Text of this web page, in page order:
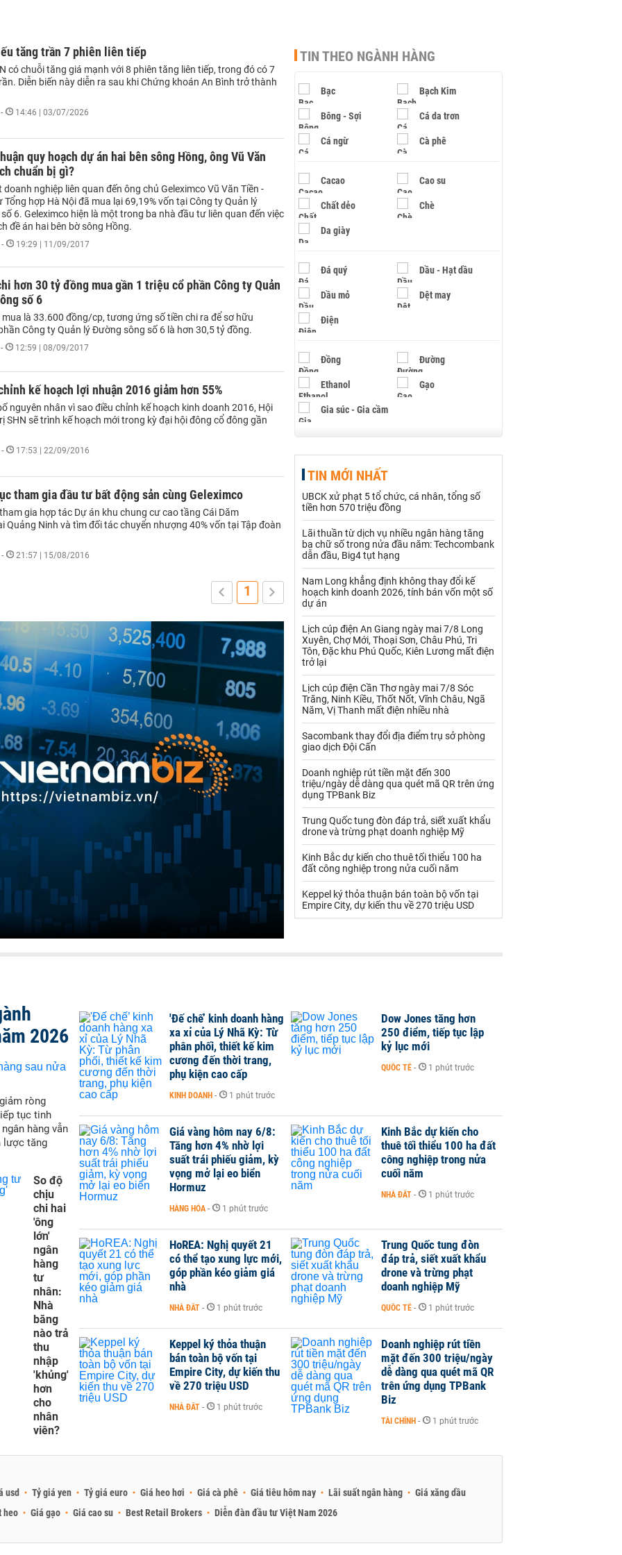
tăng trần 7 phiên liên tiếp
có chuỗi tăng giá mạnh với 8 phiên tăng liên tiếp, trong đó có 7
Diễn biến này diễn ra sau khi Chứng khoán An Bình trở thành
- 14:46 | 03/07/2026
quy hoạch dự án hai bên sông Hồng, ông Vũ Văn
chuẩn bị gì?
doanh nghiệp liên quan đến ông chủ Geleximco Vũ Văn Tiền -
Tổng hợp Hà Nội đã mua lại 69,19% vốn tại Công ty Quản lý
6. Geleximco hiện là một trong ba nhà đầu tư liên quan đến việc
đề án hai bên bờ sông Hồng.
- 19:29 | 11/09/2017
hơn 30 tỷ đồng mua gần 1 triệu cổ phần Công ty Quản
số 6
mua là 33.600 đồng/cp, tương ứng số tiền chi ra để sơ hữu
Công ty Quản lý Đường sông số 6 là hơn 30,5 tỷ đồng.
- 12:59 | 08/09/2017
kế hoạch lợi nhuận 2016 giảm hơn 55%
nguyên nhân vì sao điều chỉnh kế hoạch kinh doanh 2016, Hội
SHN sẽ trình kế hoạch mới trong kỳ đại hội đông cổ đông gần
- 17:53 | 22/09/2016
tham gia đầu tư bất động sản cùng Geleximco
gia hợp tác Dự án khu chung cư cao tầng Cái Dăm
Quảng Ninh và tìm đối tác chuyển nhượng 40% vốn tại Tập đoàn
- 21:57 | 15/08/2016
1
TIN THEO NGÀNH HÀNG
Bạc Bạch Kim
Bông - Sợi Cá da trơn
Cá ngừ Cà phê
Cacao Cao su
Chất dẻo Chè
Da giày
Đá quý Dầu - Hạt dầu
Dầu mỏ Dệt may
Điện
Đồng Đường
Ethanol Gạo
Gia súc - Gia cầm
Hạt điều
Khí đốt
Kim loại khác Mắc ca
Muối
Nhựa - Hạt nhựa
Palladium Phân bón
Rau - Củ -Quả Sắt thép
Sữa
Than
Thủy hải sản khác Tôm
Vàng
VLXD khác Xăng dầu
Xi măng - Clynker
TIN MỚI NHẤT
UBCK xử phạt 5 tổ chức, cá nhân, tổng số
tiền hơn 570 triệu đồng
Lãi thuần từ dịch vụ nhiều ngân hàng tăng
ba chữ số trong nửa đầu năm: Techcombank
dẫn đầu, Big4 tụt hạng
Nam Long khẳng định không thay đổi kế
hoạch kinh doanh 2026, tính bán vốn một số
dự án
Lịch cúp điện An Giang ngày mai 7/8 Long
Xuyên, Chợ Mới, Thoại Sơn, Châu Phú, Tri
Tôn, Đặc khu Phú Quốc, Kiên Lương mất điện
trở lại
Lịch cúp điện Cần Thơ ngày mai 7/8 Sóc
Trăng, Ninh Kiều, Thốt Nốt, Vĩnh Châu, Ngã
Năm, Vị Thanh mất điện nhiều nhà
Sacombank thay đổi địa điểm trụ sở phòng
giao dịch Đội Cấn
Doanh nghiệp rút tiền mặt đến 300
triệu/ngày dễ dàng qua quét mã QR trên ứng
dụng TPBank Biz
Trung Quốc tung đòn đáp trả, siết xuất khẩu
drone và trừng phạt doanh nghiệp Mỹ
Kinh Bắc dự kiến cho thuê tối thiểu 100 ha
đất công nghiệp trong nửa cuối năm
Keppel ký thỏa thuận bán toàn bộ vốn tại
Empire City, dự kiến thu về 270 triệu USD
2026
ròng
tục tinh
hàng vẫn
lược tăng
So độ
chịu
chi hai
'ông
lớn'
ngân
hàng
tư
nhân:
Nhà
băng
nào trả
thu
nhập
'khủng'
hơn
cho
nhân
viên?
'Đế chế’ kinh doanh hàng
xa xỉ của Lý Nhã Kỳ: Từ
phân phối, thiết kế kim
cương đến thời trang,
phụ kiện cao cấp
KINH DOANH - 1 phút trước
Dow Jones tăng hơn
250 điểm, tiếp tục lập
kỷ lục mới
QUỐC TẾ - 1 phút trước
Giá vàng hôm nay 6/8:
Tăng hơn 4% nhờ lợi
suất trái phiếu giảm, kỳ
vọng mở lại eo biển
Hormuz
HÀNG HÓA - 1 phút trước
Kinh Bắc dự kiến cho
thuê tối thiểu 100 ha đất
công nghiệp trong nửa
cuối năm
NHÀ ĐẤT - 1 phút trước
HoREA: Nghị quyết 21
có thể tạo xung lực mới,
góp phần kéo giảm giá
nhà
NHÀ ĐẤT - 1 phút trước
Trung Quốc tung đòn
đáp trả, siết xuất khẩu
drone và trừng phạt
doanh nghiệp Mỹ
QUỐC TẾ - 1 phút trước
Keppel ký thỏa thuận
bán toàn bộ vốn tại
Empire City, dự kiến thu
về 270 triệu USD
NHÀ ĐẤT - 1 phút trước
Doanh nghiệp rút tiền
mặt đến 300 triệu/ngày
dễ dàng qua quét mã QR
trên ứng dụng TPBank
Biz
TÀI CHÍNH - 1 phút trước
usd Tỷ giá yen Tỷ giá euro Giá heo hơi Giá cà phê Giá tiêu hôm nay Lãi suất ngân hàng
Giá xăng dầu
heo
Giá gạo Giá cao su Best Retail Brokers Diễn đàn đầu tư Việt Nam 2026